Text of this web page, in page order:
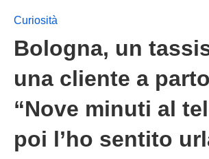
Curiosità
Bologna, un
una cliente a
“Nove minuti al
poi l’ho sentito